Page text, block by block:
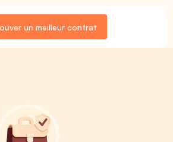
un meilleur contrat